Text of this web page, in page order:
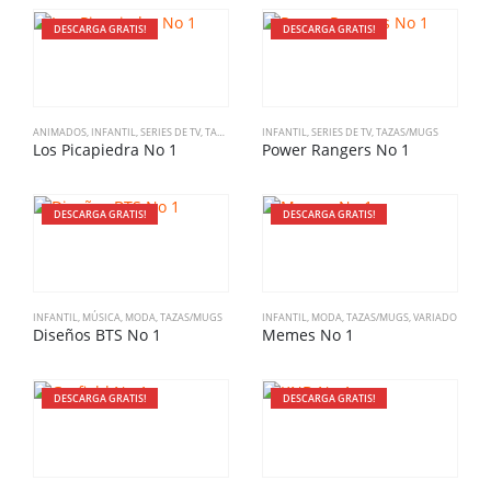
DESCARGA GRATIS!
ANIMADOS, INFANTIL,SERIES DE TV,TAZAS/MUGS
Los Picapiedra No 1
DESCARGA GRATIS!
INFANTIL,SERIES DE TV,TAZAS/MUGS
Power Rangers No 1
DESCARGA GRATIS!
INFANTIL, MÚSICA, MODA,TAZAS/MUGS
Diseños BTS No 1
DESCARGA GRATIS!
INFANTIL, MODA,TAZAS/MUGS,VARIADO
Memes No 1
DESCARGA GRATIS! DESCARGA GRATIS!